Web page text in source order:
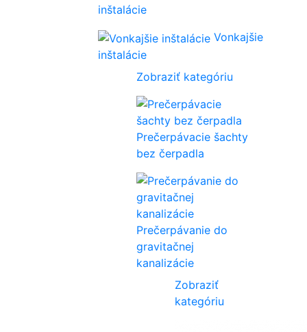
inštalácie
Vonkajšie
inštalácie
Zobraziť kategóriu
Prečerpávacie šachty
bez čerpadla
Prečerpávanie do
gravitačnej
kanalizácie
Zobraziť
kategóriu